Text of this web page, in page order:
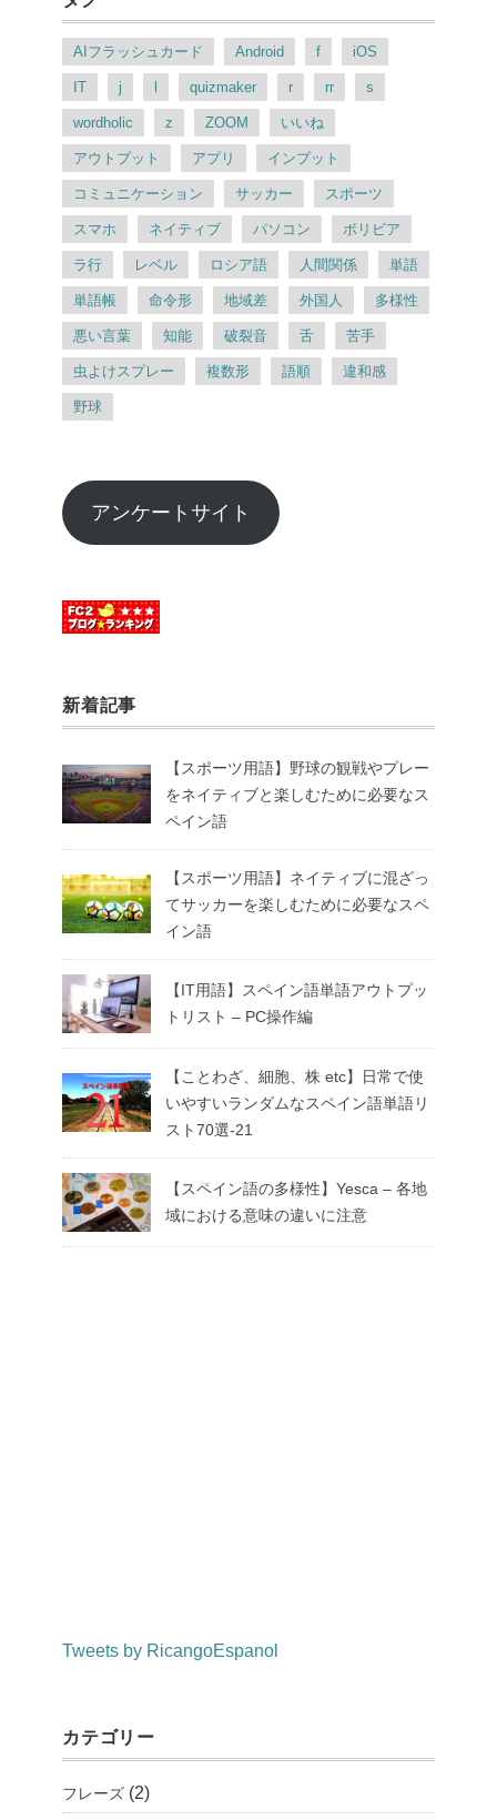
AIフラッシュカード Android f iOS
IT j quizmaker r rr s
wordholic z ZOOM いいね
アウトプット アプリ インプット
コミュニケーション サッカー スポーツ
スマホ ネイティブ パソコン ボリビア
ラ行 レベル ロシア語 人間関係 単語
単語帳 命令形 地域差 外国人 多様性
悪い言葉 知能 破裂音 舌 苦手
虫よけスプレー 複数形 語順 違和感
野球
アンケートサイト
新着記事
【スポーツ用語】野球の観戦やプレー
をネイティブと楽しむために必要なス
ペイン語
【スポーツ用語】ネイティブに混ざっ
てサッカーを楽しむために必要なスペ
イン語
【IT用語】スペイン語単語アウトプッ
トリスト – PC操作編
【ことわざ、細胞、株 etc】日常で使
いやすいランダムなスペイン語単語リ
スト70選-21
【スペイン語の多様性】Yesca – 各地
域における意味の違いに注意
Tweets by RicangoEspanol
カテゴリー
フレーズ (2)